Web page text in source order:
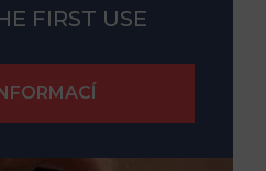
FIRST USE